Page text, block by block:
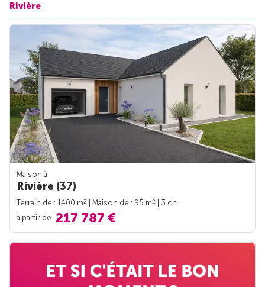
Rivière
Maison à
Rivière (37)
Terrain de : 1400 m2 | Maison de : 95 m2
| 3 ch.
à partir de 217 787 €